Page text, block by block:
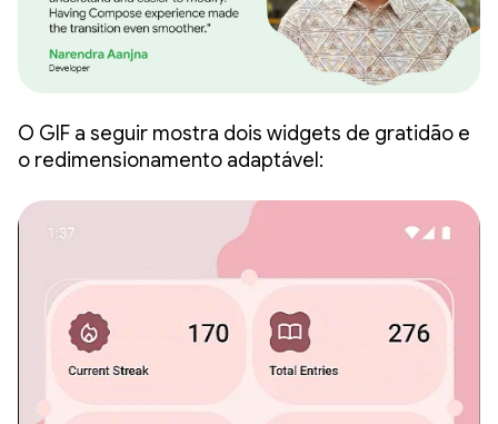
O GIF a seguir mostra dois widgets de gratidão e
o redimensionamento adaptável: